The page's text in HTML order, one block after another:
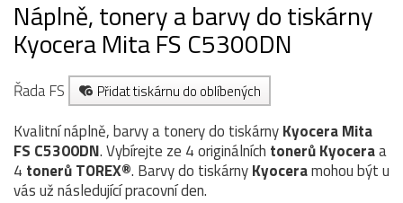
Náplně, tonery a barvy do tiskárny
Kyocera Mita FS C5300DN
Řada FS Přidat tiskárnu do oblíbených
Kvalitní náplně, barvy a tonery do tiskárnyKyocera Mita
FS C5300DN. Vybírejte ze 4 originálních tonerůKyoceraa
4 tonerů TOREX®. Barvy do tiskárnyKyoceramohou být u
vás už následující pracovní den.